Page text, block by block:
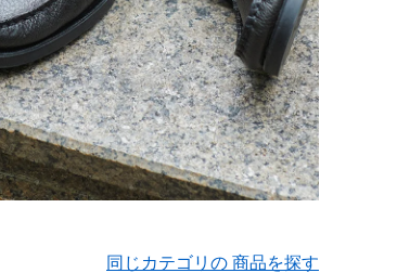
同じカテゴリの 商品を探す